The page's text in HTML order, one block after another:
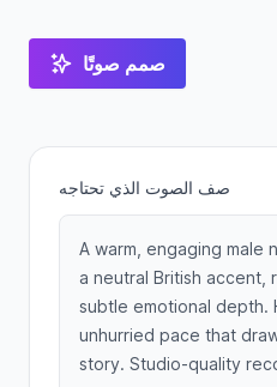
صمم صوتًا
صف الصوت الذي تحتاجه
A warm, engaging male
a neutral British accent,
subtle emotional depth.
unhurried pace that
story. Studio-quality